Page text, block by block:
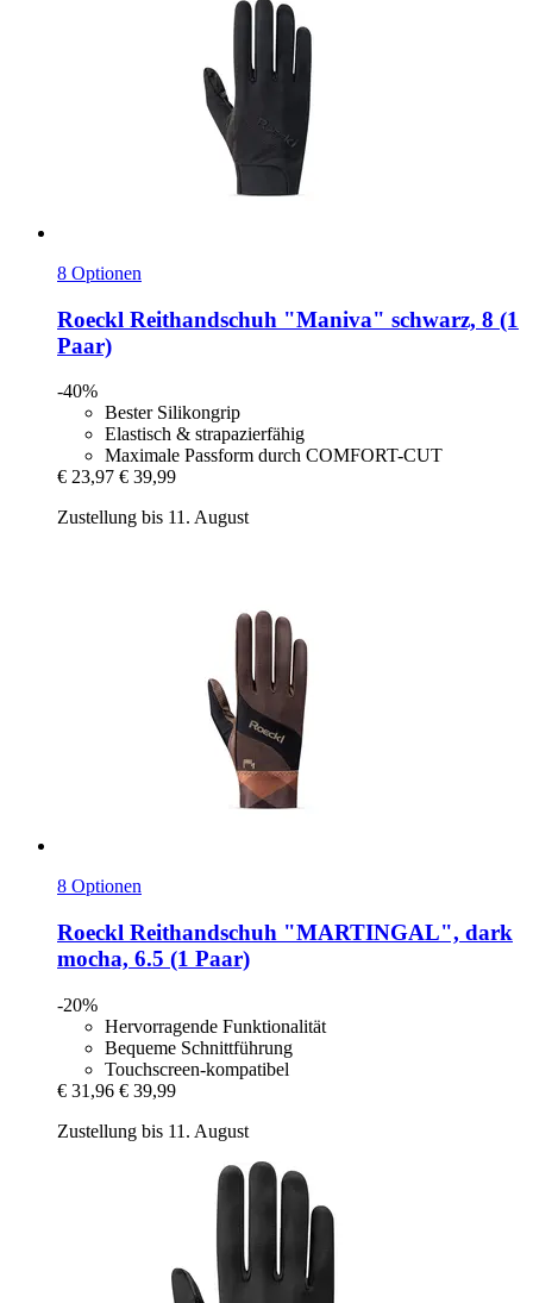
8 Optionen
Roeckl Reithandschuh "Maniva" schwarz, 8 (1
Paar)
-40%
Bester Silikongrip
Elastisch & strapazierfähig
Maximale Passform durch COMFORT-CUT
€ 23,97 € 39,99
Zustellung bis 11. August
8 Optionen
Roeckl Reithandschuh "MARTINGAL", dark
mocha, 6.5 (1 Paar)
-20%
Hervorragende Funktionalität
Bequeme Schnittführung
Touchscreen-kompatibel
€ 31,96 € 39,99
Zustellung bis 11. August